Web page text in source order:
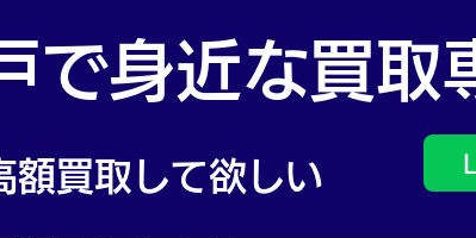
で身近な買取
額買取して欲しい